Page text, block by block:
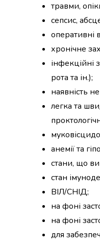
Продукти
для
суші
і
ролів
Желе
та
суміші
для
Крупи
Рис
Гречана
Вівсяна
крупа
Бобові
Кускус
Булгур
крупа
травми,
сепсис,
оперативні
хронічне
інфекційні
рота та ін.);
наявність
легка та
анемії та
стани, що
стан
ВІЛ/СНІД;
на фоні
на фоні
для